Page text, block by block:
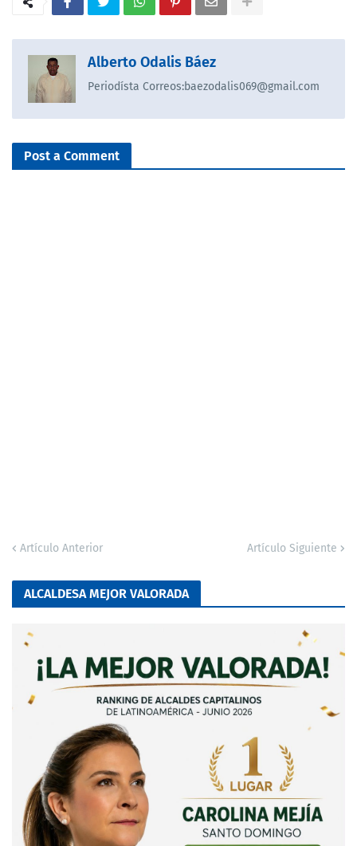
Alberto Odalis Báez
Periodísta Correos:baezodalis069@gmail.com
Post a Comment
Artículo Anterior Artículo Siguiente
ALCALDESA MEJOR VALORADA